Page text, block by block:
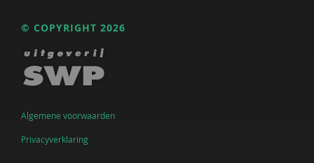
© COPYRIGHT 2026
Algemene voorwaarden
Privacyverklaring